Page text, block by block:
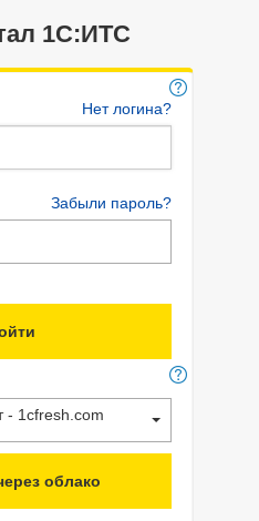
1C:ИТС
Нет логина?
Забыли пароль?
- 1cfresh.com
облако